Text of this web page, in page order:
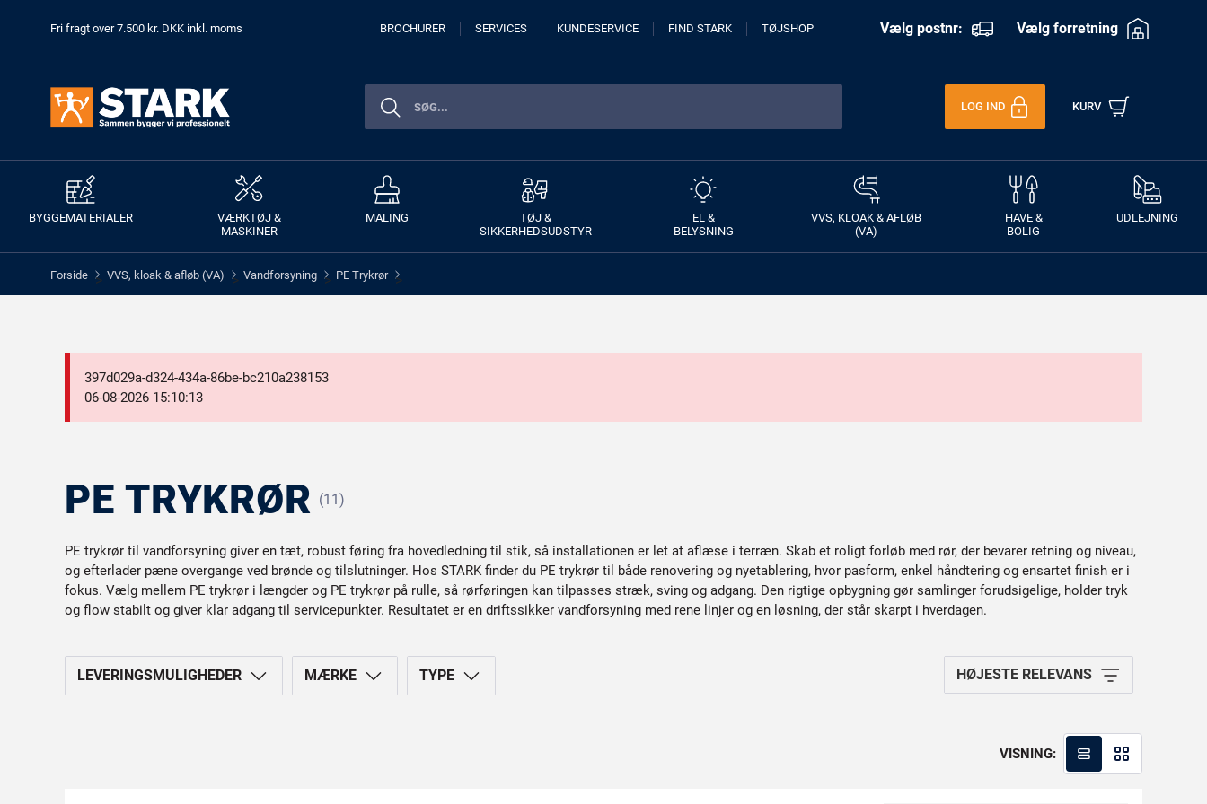
Fri fragt over 7.500 kr. DKK inkl. moms BROCHURER SERVICES KUNDESERVICE FIND STARK TØJSHOP Vælg postnr: Vælg forretning
LOG IND KURV
BYGGEMATERIALER
VÆRKTØJ &
MASKINER
MALING
TØJ &
SIKKERHEDSUDSTYR
EL &
BELYSNING
VVS, KLOAK & AFLØB
(VA)
HAVE &
BOLIG
UDLEJNING
Forside > VVS, kloak & afløb (VA) > Vandforsyning > PE Trykrør >
397d029a-d324-434a-86be-bc210a238153
06-08-2026 15:10:13
PE TRYKRØR (11)
PE trykrør til vandforsyning giver en tæt, robust føring fra hovedledning til stik, så installationen er let at aflæse i terræn. Skab et roligt forløb med rør, der bevarer retning og niveau,
og efterlader pæne overgange ved brønde og tilslutninger. Hos STARK finder du PE trykrør til både renovering og nyetablering, hvor pasform, enkel håndtering og ensartet finish er i
fokus. Vælg mellem PE trykrør i længder og PE trykrør på rulle, så rørføringen kan tilpasses stræk, sving og adgang. Den rigtige opbygning gør samlinger forudsigelige, holder tryk
og flow stabilt og giver klar adgang til servicepunkter. Resultatet er en driftssikker vandforsyning med rene linjer og en løsning, der står skarpt i hverdagen.
LEVERINGSMULIGHEDER MÆRKE TYPE HØJESTE RELEVANS
VISNING: